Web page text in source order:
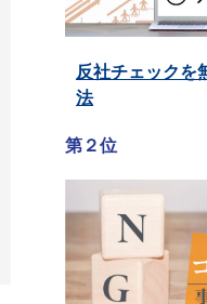
反社チェックを
法
第２位